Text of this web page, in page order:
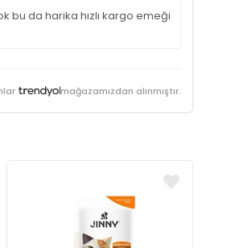
bu da harika hızlı kargo emeği
mağazamızdan alınmıştır.